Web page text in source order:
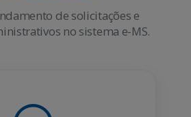
de solicitações e
no sistema e-MS.